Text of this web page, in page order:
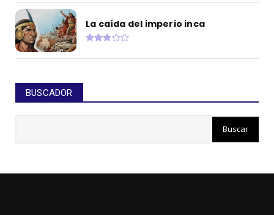
La caída del imperio inca
BUSCADOR